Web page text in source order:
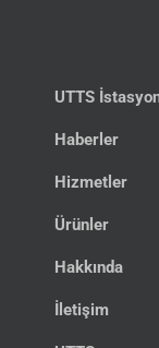
UTTS
Haberler
Hizmetler
Ürünler
Hakkında
İletişim